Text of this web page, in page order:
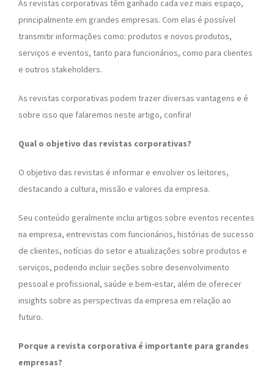
As revistas corporativas têm ganhado cada vez mais espaço,
principalmente em grandes empresas. Com elas é possível
transmitir informações como: produtos e novos produtos,
serviços e eventos, tanto para funcionários, como para clientes
e outros stakeholders.
As revistas corporativas podem trazer diversas vantagens e é
sobre isso que falaremos neste artigo, confira!
Qual o objetivo das revistas corporativas?
O objetivo das revistas é informar e envolver os leitores,
destacando a cultura, missão e valores da empresa.
Seu conteúdo geralmente inclui artigos sobre eventos recentes
na empresa, entrevistas com funcionários, histórias de sucesso
de clientes, notícias do setor e atualizações sobre produtos e
serviços, podendo incluir seções sobre desenvolvimento
pessoal e profissional, saúde e bem-estar, além de oferecer
insights sobre as perspectivas da empresa em relação ao
futuro.
Porque a revista corporativa é importante para grandes
empresas?